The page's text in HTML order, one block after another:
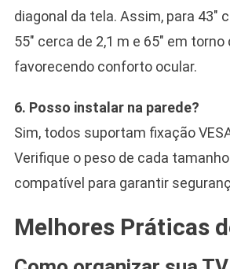
diagonal da tela. Assim, para 43″
55″ cerca de 2,1 m e 65″ em torno
favorecendo conforto ocular.
6. Posso instalar na parede?
Sim, todos suportam fixação
Verifique o peso de cada
compatível para garantir
Melhores Práticas